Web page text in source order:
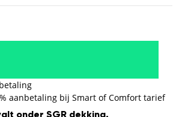
aanbetaling bij Smart of Comfort tarief
onder SGR dekking.